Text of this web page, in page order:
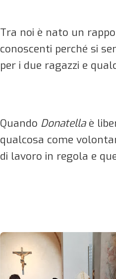
Tra noi è nato un
conoscenti perché si
per i due ragazzi e
Quando Donatellaè
qualcosa come
di lavoro in regola e